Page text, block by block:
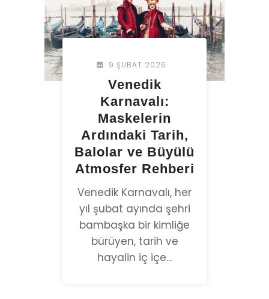
9 ŞUBAT 2026
Venedik
Karnavalı:
Maskelerin
Ardındaki Tarih,
Balolar ve Büyülü
Atmosfer Rehberi
Venedik Karnavalı, her
yıl şubat ayında şehri
bambaşka bir kimliğe
bürüyen, tarih ve
hayalin iç içe...